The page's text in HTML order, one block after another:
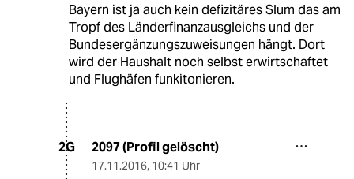
Bayern ist ja auch kein defizitäres Slum das am
Tropf des Länderfinanzausgleichs und der
Bundesergänzungszuweisungen hängt. Dort
wird der Haushalt noch selbst erwirtschaftet
und Flughäfen funkitonieren.
2G 2097 (Profil gelöscht)
17.11.2016, 10:41 Uhr